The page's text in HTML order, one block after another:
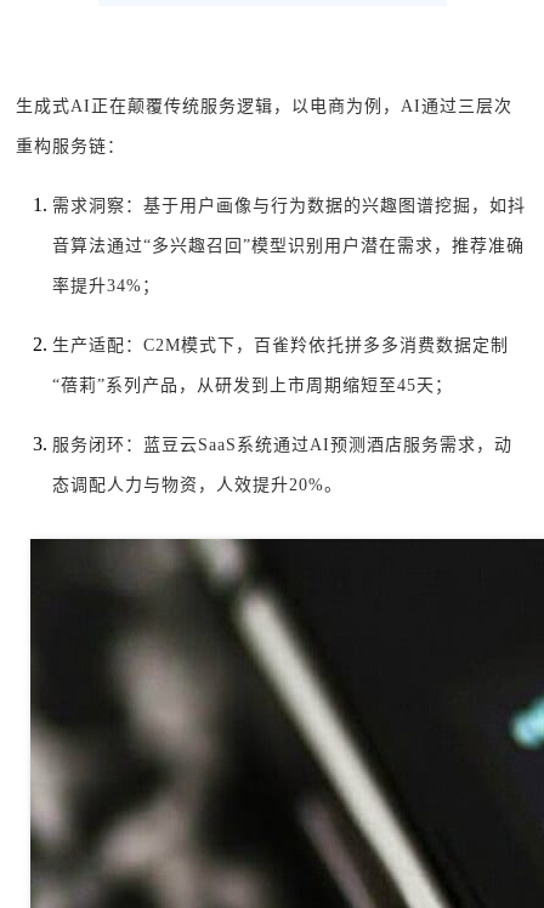
生成式AI正在颠覆传统服务逻辑，以电商为例，AI通过三层次
重构服务链：
需求洞察：基于用户画像与行为数据的兴趣图谱挖掘，如抖
音算法通过“多兴趣召回”模型识别用户潜在需求，推荐准确
率提升34%；
生产适配：C2M模式下，百雀羚依托拼多多消费数据定制
“蓓莉”系列产品，从研发到上市周期缩短至45天；
服务闭环：蓝豆云SaaS系统通过AI预测酒店服务需求，动
态调配人力与物资，人效提升20%。